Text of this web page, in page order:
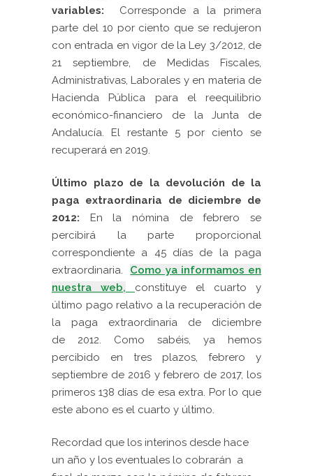
variables: Corresponde a la primera
parte del 10 por ciento que se redujeron
con entrada en vigor de la Ley 3/2012, de
21 septiembre, de Medidas Fiscales,
Administrativas, Laborales y en materia de
Hacienda Pública para el reequilibrio
económico-financiero de la Junta de
Andalucía. El restante 5 por ciento se
recuperará en 2019.
Último plazo de la devolución de la
paga extraordinaria de diciembre de
2012: En la nómina de febrero se
percibirá la parte proporcional
correspondiente a 45 días de la paga
extraordinaria.
Como ya informamos en
nuestra web,
constituye el cuarto y
último pago relativo a la recuperación de
la paga extraordinaria de diciembre
de 2012. Como sabéis, ya hemos
percibido en tres plazos, febrero y
septiembre de 2016 y febrero de 2017, los
primeros 138 días de esa extra. Por lo que
este abono es el cuarto y último.
Recordad que los interinos desde hace
un año y los eventuales lo cobrarán a